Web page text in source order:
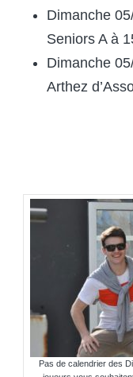
Dimanche
Seniors A à
Dimanche
Arthez
Pas de calendrier des